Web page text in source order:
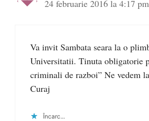
24 februarie 2016 la 4:17 pm
Va invit Sambata seara la o
Universitatii. Tinuta obligatorie
criminali de razboi” Ne vedem
Curaj
Încarc...